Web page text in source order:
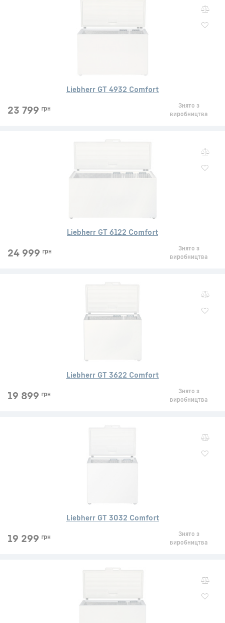
Liebherr GT 4932 Comfort
23 799 грн
Знято з
виробництва
Liebherr GT 6122 Comfort
24 999 грн
Знято з
виробництва
Liebherr GT 3622 Comfort
19 899 грн
Знято з
виробництва
Liebherr GT 3032 Comfort
19 299 грн
Знято з
виробництва